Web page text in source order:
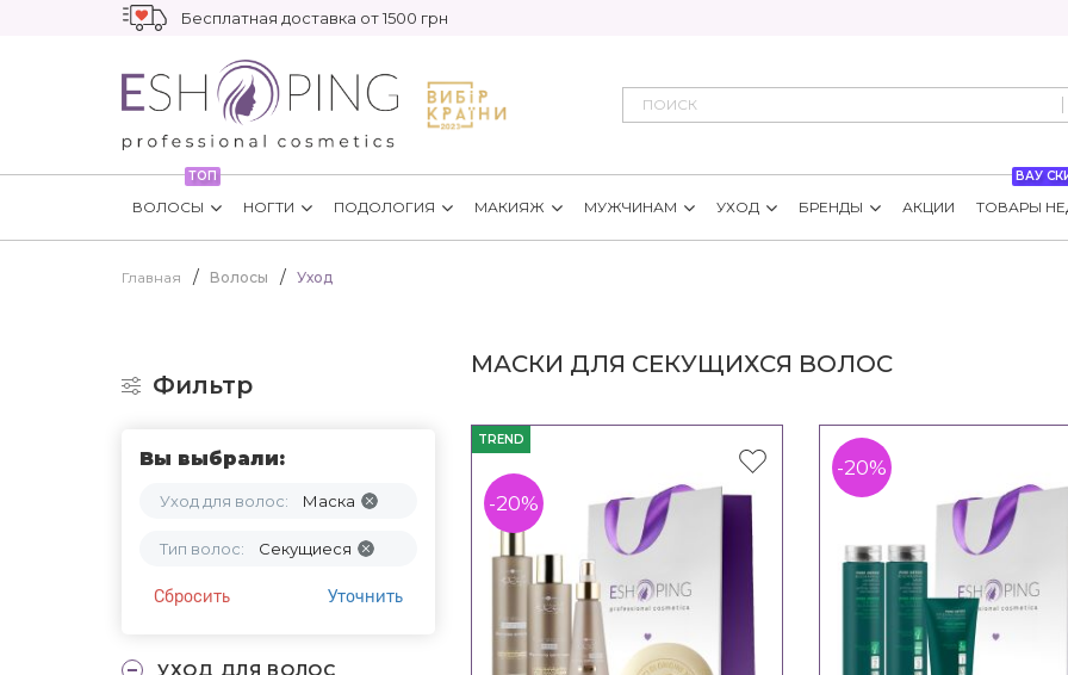
Бесплатная доставка от 1500 грн
ТОП
ВОЛОСЫ НОГТИ ПОДОЛОГИЯ МАКИЯЖ МУЖЧИНАМ УХОД БРЕНДЫ АКЦИИ
ВАУ
ТОВАРЫ
Главная Волосы Уход
Фильтр
Вы выбрали:
Уход для волос: Маска
Тип волос: Секущиеся
Сбросить Уточнить
УХОД ДЛЯ ВОЛОС
МАСКИ ДЛЯ СЕКУЩИХСЯ ВОЛОС
TREND
-20%
-20%